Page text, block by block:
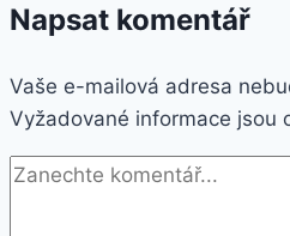
4
44mm
pouzdro
z
vesmírně
Napsat komentář
Vaše e-mailová adresa
Vyžadované informace jsou